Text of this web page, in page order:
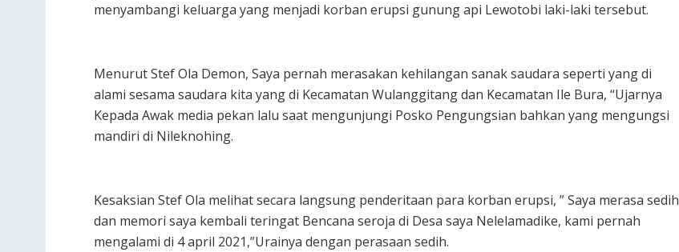
menyambangi keluarga yang menjadi korban erupsi gunung api Lewotobi laki-laki tersebut.
Menurut Stef Ola Demon, Saya pernah merasakan kehilangan sanak saudara seperti yang di
alami sesama saudara kita yang di Kecamatan Wulanggitang dan Kecamatan Ile Bura, “Ujarnya
Kepada Awak media pekan lalu saat mengunjungi Posko Pengungsian bahkan yang mengungsi
mandiri di Nileknohing.
Kesaksian Stef Ola melihat secara langsung penderitaan para korban erupsi, ” Saya merasa sedih
dan memori saya kembali teringat Bencana seroja di Desa saya Nelelamadike, kami pernah
mengalami di 4 april 2021,”Urainya dengan perasaan sedih.